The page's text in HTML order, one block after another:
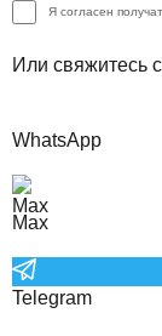
Я согласен
Или свяжитесь
WhatsApp
Max
Telegram